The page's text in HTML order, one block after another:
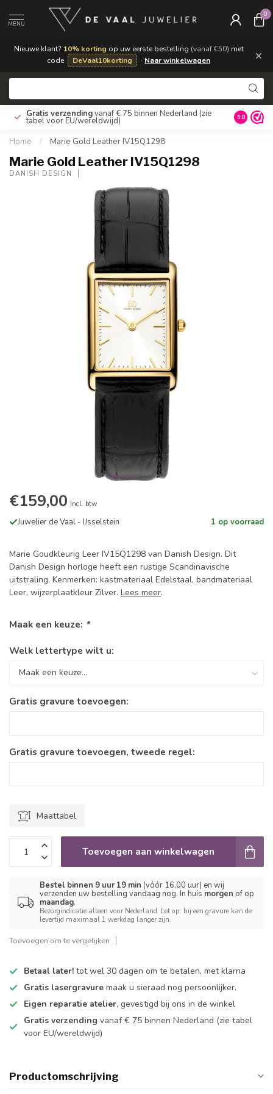
Nieuwe klant? 10% korting op uw eerste bestelling (vanaf €50) met
code
DeVaal10korting · Naar winkelwagen ×
MENU
0
Gratis verzendingvanaf € 75 binnen Nederland (zie
tabel voor EU/wereldwijd) 9.8
Home / Marie Gold Leather IV15Q1298
Marie Gold Leather IV15Q1298
DANISH DESIGN
€159,00 Incl. btw
Juwelier de Vaal - IJsselstein 1 op voorraad
Marie Goudkleurig Leer IV15Q1298 van Danish Design. Dit
Danish Design horloge heeft een rustige Scandinavische
uitstraling. Kenmerken: kastmateriaal Edelstaal, bandmateriaal
Leer, wijzerplaatkleur Zilver. Lees meer.
Maak een keuze: *
Welk lettertype wilt u:
Gratis gravure toevoegen:
Gratis gravure toevoegen, tweede regel:
Maattabel
Toevoegen aan winkelwagen
Bestel binnen 9 uur 19 min (vóór 16.00 uur) en wij
verzenden uw bestelling vandaag nog. In huis morgen of op
maandag.
Bezorgindicatie alleen voor Nederland. Let op: bij een gravure kan de
levertijd maximaal 1 werkdag langer zijn.
Toevoegen om te vergelijken
Betaal later! tot wel 30 dagen om te betalen, met klarna
Gratis lasergravure maak u sieraad nog persoonlijker.
Eigen reparatie atelier, gevestigd bij ons in de winkel
Gratis verzending vanaf € 75 binnen Nederland (zie tabel
voor EU/wereldwijd)
Productomschrijving